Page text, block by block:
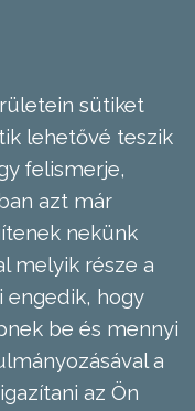
sütiket
lehetővé teszik
felismerje,
azt már
nekünk
melyik része a
hogy
be és mennyi
a
az Ön